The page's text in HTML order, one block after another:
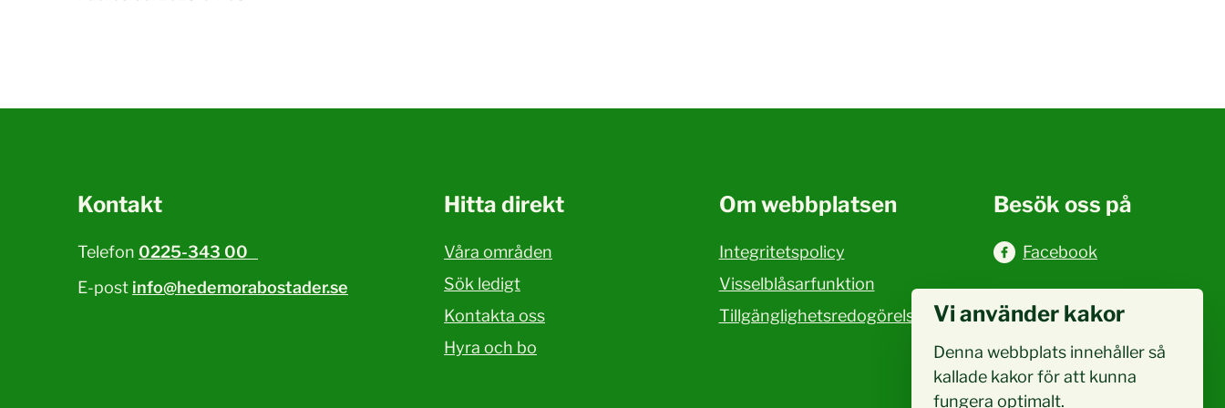
Kontakt
Telefon 0225-343 00
E-post info@hedemorabostader.se
Hitta direkt
Våra områden
Sök ledigt
Kontakta oss
Hyra och bo
Om webbplatsen
Integritetspolicy
Visselblåsarfunktion
Tillgänglighetsredogörelse
Besök oss på
Facebook
Vi använder kakor
Denna webbplats innehåller så
kallade kakor för att kunna
fungera optimalt.